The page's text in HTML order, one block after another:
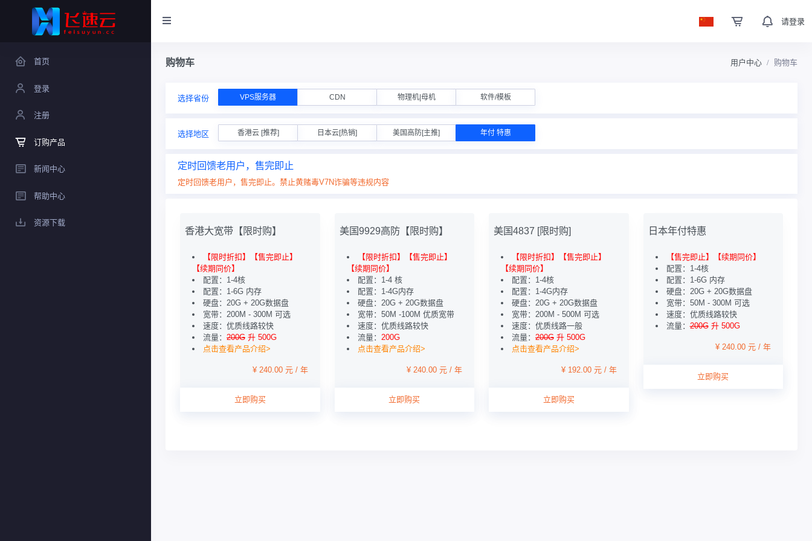
请登录
首页
登录
注册
订购产品
新闻中心
帮助中心
资源下载
购物车 用户中心 购物车
选择省份 VPS服务器 CDN 物理机|母机 软件/模板
选择地区 香港云 [推荐] 日本云[热销] 美国高防[主推] 年付 特惠
定时回馈老用户，售完即止
定时回馈老用户，售完即止。禁止黄赌毒V7N诈骗等违规内容
香港大宽带【限时购】
【限时折扣】【售完即止】
【续期同价】
配置：1-4核
配置：1-6G 内存
硬盘：20G + 20G数据盘
宽带：200M - 300M 可选
速度：优质线路较快
流量： 200G 升 500G
点击查看产品介绍>
¥ 240.00 元 / 年
立即购买
美国9929高防【限时购】
【限时折扣】【售完即止】
【续期同价】
配置：1-4 核
配置：1-4G内存
硬盘：20G + 20G数据盘
宽带：50M -100M 优质宽带
速度：优质线路较快
流量： 200G
点击查看产品介绍>
¥ 240.00 元 / 年
立即购买
美国4837 [限时购]
【限时折扣】【售完即止】
【续期同价】
配置：1-4核
配置：1-4G内存
硬盘：20G + 20G数据盘
宽带：200M - 500M 可选
速度：优质线路一般
流量： 200G 升 500G
点击查看产品介绍>
¥ 192.00 元 / 年
立即购买
日本年付特惠
【售完即止】【续期同价】
配置：1-4核
配置：1-6G 内存
硬盘：20G + 20G数据盘
宽带：50M - 300M 可选
速度：优质线路较快
流量：200G升 500G
¥ 240.00 元 / 年
立即购买